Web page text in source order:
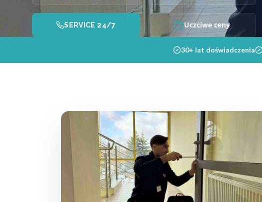
SERVICE 24/7 Uczciwe ceny
30+ lat doświadczenia